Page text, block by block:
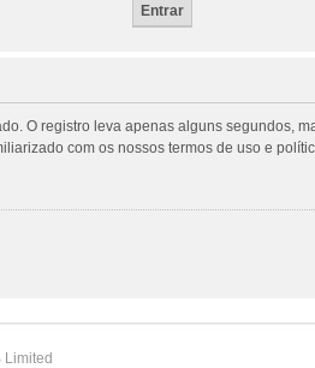
O registro leva apenas alguns segundos,
com os nossos termos de uso e